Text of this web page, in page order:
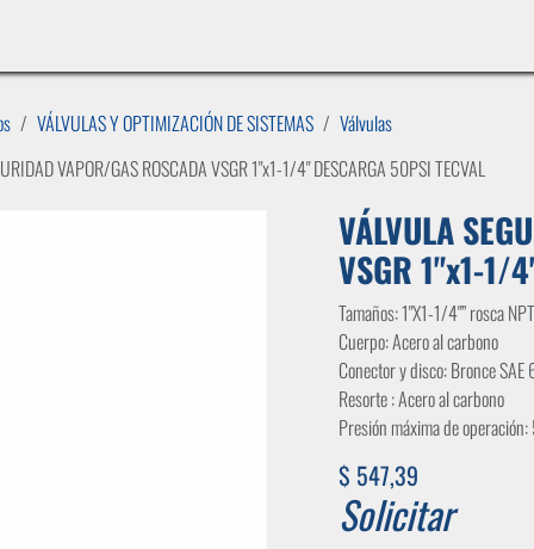
VÁLVULAS Y OPTIMIZACIÓN DE SISTEMAS
Válvulas
VAPOR/GAS ROSCADA VSGR 1"x1-1/4" DESCARGA 50PSI TECVAL
VÁLVULA
VSGR 1"x1-1/
Tamaños: 1"X1-1/4"” rosca NPT
Cuerpo: Acero al carbono
Conector y disco: Bronce
Resorte : Acero al carbono
Presión máxima de
$ 547,39
Solicitar